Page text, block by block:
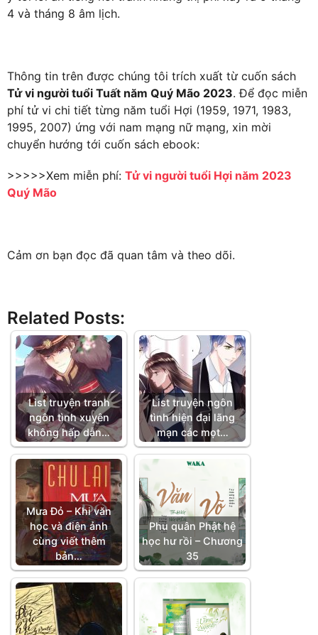
4 và tháng 8 âm lịch.
Thông tin trên được chúng tôi trích xuất từ cuốn sách
Tử vi người tuổi Tuất năm Quý Mão 2023. Để đọc miễn
phí tử vi chi tiết từng năm tuổi Hợi (1959, 1971, 1983,
1995, 2007) ứng với nam mạng nữ mạng, xin mời
chuyển hướng tới cuốn sách ebook:
>>>>>Xem miễn phí: Tử vi người tuổi Hợi năm 2023
Quý Mão
Cảm ơn bạn đọc đã quan tâm và theo dõi.
Related Posts:
List truyện tranh
ngôn tình xuyên
không hấp dẫn…
List truyện ngôn
tình hiện đại lãng
mạn các mọt…
Mưa Đỏ – Khi văn
học và điện ảnh
cùng viết thêm
bản…
Phu quân Phật hệ
học hư rồi – Chương
35